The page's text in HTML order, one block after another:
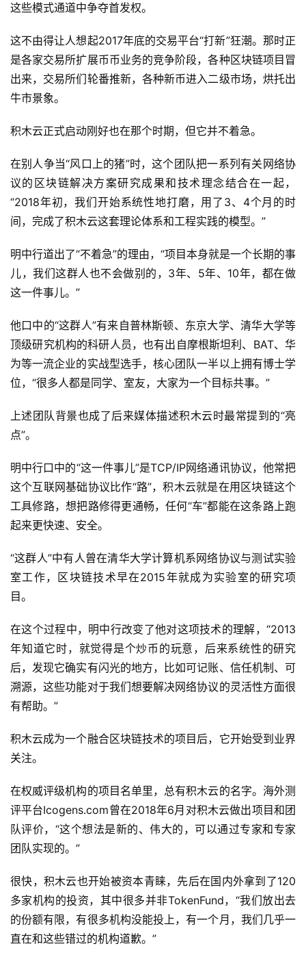
这些模式通道中争夺首发权。
这不由得让人想起2017年底的交易平台“打新”狂潮。那时正
是各家交易所扩展币币业务的竞争阶段，各种区块链项目冒
出来，交易所们轮番推新，各种新币进入二级市场，烘托出
牛市景象。
积木云正式启动刚好也在那个时期，但它并不着急。
在别人争当“风口上的猪”时，这个团队把一系列有关网络协
议的区块链解决方案研究成果和技术理念结合在一起，
“2018年初，我们开始系统性地打磨，用了3、4个月的时
间，完成了积木云这套理论体系和工程实践的模型。”
明中行道出了“不着急”的理由，“项目本身就是一个长期的事
儿，我们这群人也不会做别的，3年、5年、10年，都在做
这一件事儿。”
他口中的“这群人”有来自普林斯顿、东京大学、清华大学等
顶级研究机构的科研人员，也有出自摩根斯坦利、BAT、华
为等一流企业的实战型选手，核心团队一半以上拥有博士学
位，“很多人都是同学、室友，大家为一个目标共事。”
上述团队背景也成了后来媒体描述积木云时最常提到的“亮
点”。
明中行口中的“这一件事儿”是TCP/IP网络通讯协议，他常把
这个互联网基础协议比作“路”，积木云就是在用区块链这个
工具修路，想把路修得更通畅，任何“车”都能在这条路上跑
起来更快速、安全。
“这群人”中有人曾在清华大学计算机系网络协议与测试实验
室工作，区块链技术早在2015年就成为实验室的研究项
目。
在这个过程中，明中行改变了他对这项技术的理解，“2013
年知道它时，就觉得是个炒币的玩意，后来系统性的研究
后，发现它确实有闪光的地方，比如可记账、信任机制、可
溯源，这些功能对于我们想要解决网络协议的灵活性方面很
有帮助。”
积木云成为一个融合区块链技术的项目后，它开始受到业界
关注。
在权威评级机构的项目名单里，总有积木云的名字。海外测
评平台Icogens.com曾在2018年6月对积木云做出项目和团
队评价，“这个想法是新的、伟大的，可以通过专家和专家
团队实现的。”
很快，积木云也开始被资本青睐，先后在国内外拿到了120
多家机构的投资，其中很多并非TokenFund，“我们放出去
的份额有限，有很多机构没能投上，有一个月，我们几乎一
直在和这些错过的机构道歉。”